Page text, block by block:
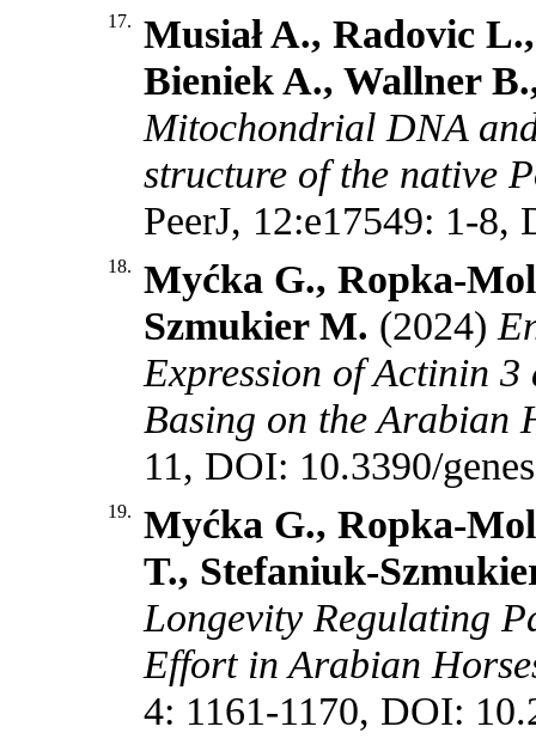
17.
Musiał A., Radovic
Bieniek A., Wallner
Mitochondrial DNA
structure of the native
PeerJ, 12:e17549: 1-8,
18.
Myćka G., Ropka-
Szmukier M. (2024)
Expression of Actinin
Basing on the Arabian
11, DOI: 10.3390/
19.
Myćka G., Ropka-
T., Stefaniuk-
Longevity Regulating
Effort in Arabian
4: 1161-1170, DOI: